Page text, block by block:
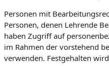
Personen mit
Personen, denen Lehrende
haben Zugriff auf
im Rahmen der vorstehend
verwenden. Festgehalten